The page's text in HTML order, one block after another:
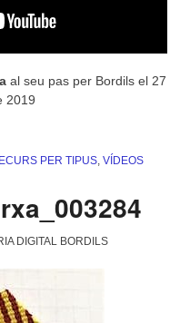
al seu pas per Bordils el 27
2019
PER TIPUS VÍDEOS
DIGITAL BORDILS